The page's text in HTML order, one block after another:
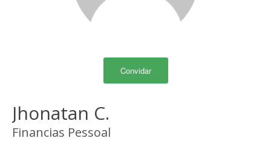
Convidar
Jhonatan C.
Financias Pessoal